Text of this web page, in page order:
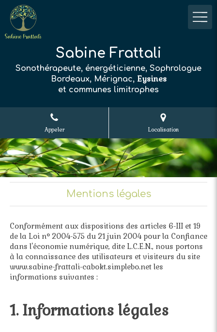
Sabine Frattali
Sonothérapeute, énergéticienne, Sophrologue
Bordeaux, Mérignac, Eysines
et communes limitrophes
Appeler Localisation
Mentions légales
Conformément aux dispositions des articles 6-III et 19
de la Loi n° 2004-575 du 21 juin 2004 pour la Confiance
dans l'économie numérique, dite L.C.E.N., nous portons
à la connaissance des utilisateurs et visiteurs du site
www.sabine-frattali-cabokt.simplebo.net les
informations suivantes :
1. Informations légales